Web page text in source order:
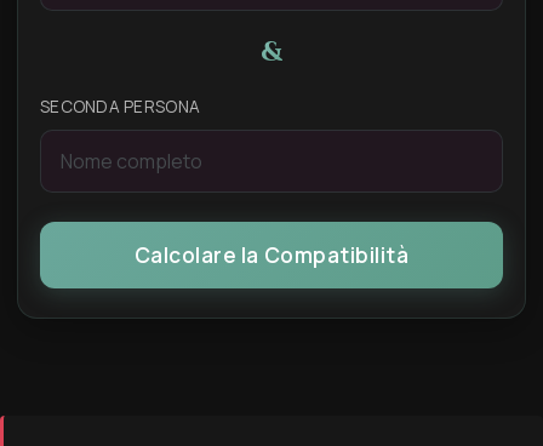
&
SECONDA PERSONA
Calcolare la Compatibilità